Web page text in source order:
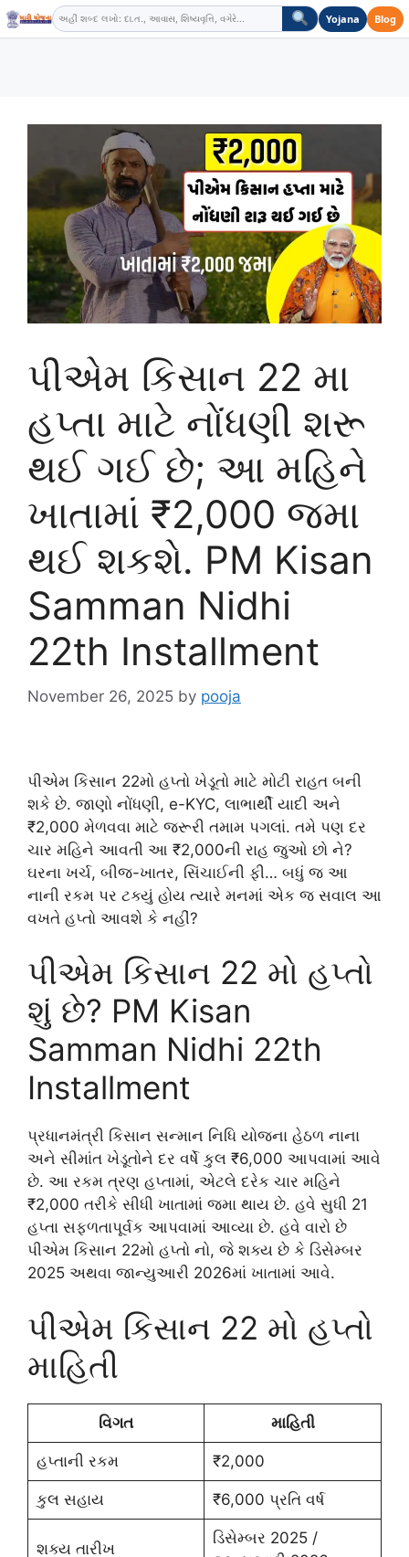
Yojana Blog
Skip
to
પીએમ કિસાન 22 મા
હપ્તા માટે નોંધણી શરૂ
થઈ ગઈ છે; આ મહિને
ખાતામાં ₹2,000 જમા
થઈ શકશે. PM Kisan
Samman Nidhi
22th Installment
November 26, 2025 by pooja
પીએમ કિસાન 22મો હપ્તો ખેડૂતો માટે મોટી રાહત બની
શકે છે. જાણો નોંધણી, e-KYC, લાભાર્થી યાદી અને
₹2,000 મેળવવા માટે જરૂરી તમામ પગલાં. તમે પણ દર
ચાર મહિને આવતી આ ₹2,000ની રાહ જુઓ છો ને?
ઘરના ખર્ચ, બીજ-ખાતર, સિંચાઈની ફી… બધું જ આ
નાની રકમ પર ટક્યું હોય ત્યારે મનમાં એક જ સવાલ આ
વખતે હપ્તો આવશે કે નહીં?
પીએમ કિસાન 22 મો હપ્તો
શું છે? PM Kisan
Samman Nidhi 22th
Installment
પ્રધાનમંત્રી કિસાન સન્માન નિધિ યોજના હેઠળ નાના
અને સીમાંત ખેડૂતોને દર વર્ષે કુલ ₹6,000 આપવામાં આવે
છે. આ રકમ ત્રણ હપ્તામાં, એટલે દરેક ચાર મહિને
₹2,000 તરીકે સીધી ખાતામાં જમા થાય છે. હવે સુધી 21
હપ્તા સફળતાપૂર્વક આપવામાં આવ્યા છે. હવે વારો છે
પીએમ કિસાન 22મો હપ્તો નો, જે શક્ય છે કે ડિસેમ્બર
2025 અથવા જાન્યુઆરી 2026માં ખાતામાં આવે.
પીએમ કિસાન 22 મો હપ્તો
માહિતી
વિગત માહિતી
હપ્તાની રકમ ₹2,000
કુલ સહાય ₹6,000 પ્રતિ વર્ષ
શક્ય તારીખ
ડિસેમ્બર 2025 /